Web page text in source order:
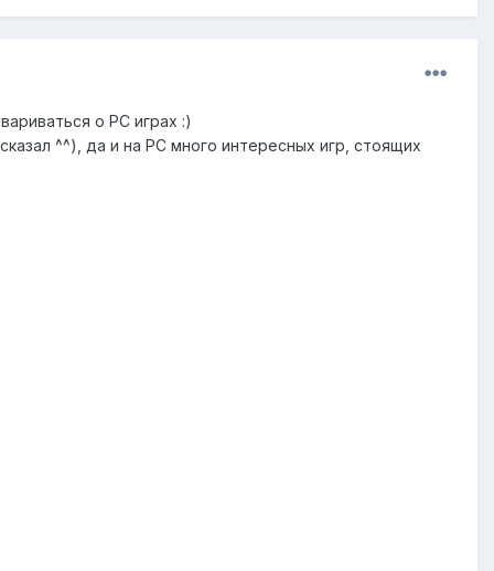
о РС играх :)
^^), да и на РС много интересных игр, стоящих